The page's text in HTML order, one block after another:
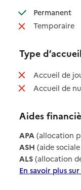
Permanent
:
Temporaire
: non
Type d’accueil
Accueil de:
Accueil de:
Aides
APA (allocation
ASH (aide
ALS (allocation
En savoir plus